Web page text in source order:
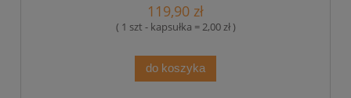
119,90 zł
( 1 szt - kapsułka = 2,00 zł )
do koszyka